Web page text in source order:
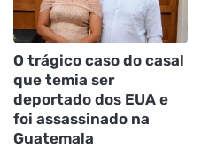
O trágico caso do casal
que temia ser
deportado dos EUA e
foi assassinado na
Guatemala